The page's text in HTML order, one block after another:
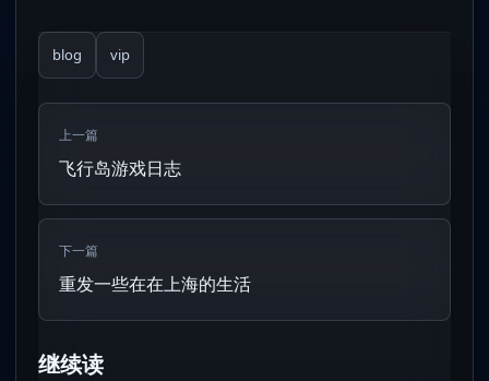
blog vip
上一篇
飞行岛游戏日志
下一篇
重发一些在在上海的生活
继续读